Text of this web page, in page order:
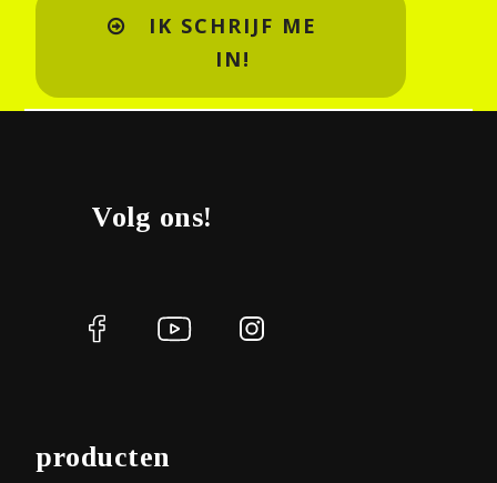
IK SCHRIJF ME
IN!
Volg ons!
producten